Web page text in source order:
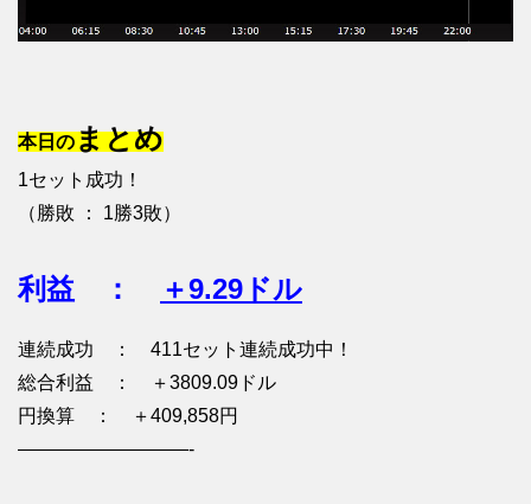
本日のまとめ
1セット成功！
（勝敗 ： 1勝3敗）
利益 ： ＋9.29ドル
連続成功 ： 411セット連続成功中！
総合利益 ： ＋3809.09ドル
円換算 ： ＋409,858円
—————————-